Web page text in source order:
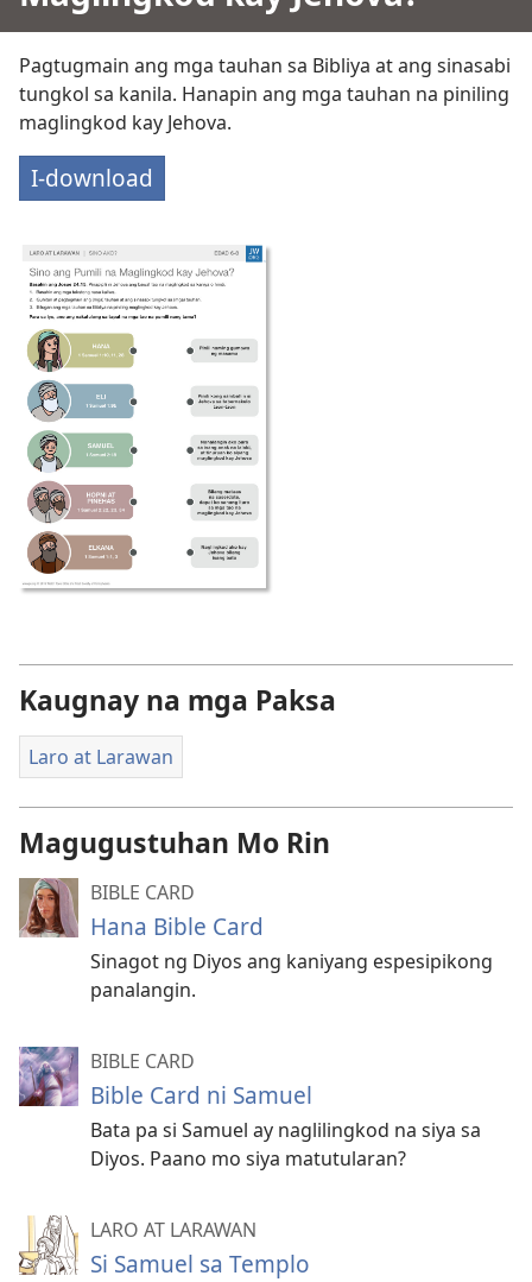
Pagtugmain ang mga tauhan sa Bibliya at ang sinasabi
tungkol sa kanila. Hanapin ang mga tauhan na piniling
maglingkod kay Jehova.
I-download
Kaugnay na mga Paksa
Laro at Larawan
Magugustuhan Mo Rin
BIBLE CARD
Hana Bible Card
Sinagot ng Diyos ang kaniyang espesipikong
panalangin.
BIBLE CARD
Bible Card ni Samuel
Bata pa si Samuel ay naglilingkod na siya sa
Diyos. Paano mo siya matutularan?
LARO AT LARAWAN
Si Samuel sa Templo